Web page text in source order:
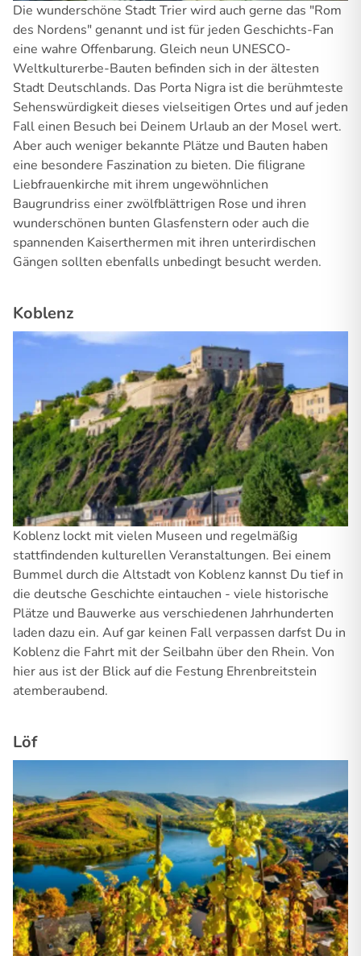
Die wunderschöne Stadt Trier wird auch gerne das "Rom
des Nordens" genannt und ist für jeden Geschichts-Fan
eine wahre Offenbarung. Gleich neun UNESCO-
Weltkulturerbe-Bauten befinden sich in der ältesten
Stadt Deutschlands. Das Porta Nigra ist die berühmteste
Sehenswürdigkeit dieses vielseitigen Ortes und auf jeden
Fall einen Besuch bei Deinem Urlaub an der Mosel wert.
Aber auch weniger bekannte Plätze und Bauten haben
eine besondere Faszination zu bieten. Die filigrane
Liebfrauenkirche mit ihrem ungewöhnlichen
Baugrundriss einer zwölfblättrigen Rose und ihren
wunderschönen bunten Glasfenstern oder auch die
spannenden Kaiserthermen mit ihren unterirdischen
Gängen sollten ebenfalls unbedingt besucht werden.
Koblenz
Koblenz lockt mit vielen Museen und regelmäßig
stattfindenden kulturellen Veranstaltungen. Bei einem
Bummel durch die Altstadt von Koblenz kannst Du tief in
die deutsche Geschichte eintauchen - viele historische
Plätze und Bauwerke aus verschiedenen Jahrhunderten
laden dazu ein. Auf gar keinen Fall verpassen darfst Du in
Koblenz die Fahrt mit der Seilbahn über den Rhein. Von
hier aus ist der Blick auf die Festung Ehrenbreitstein
atemberaubend.
Löf